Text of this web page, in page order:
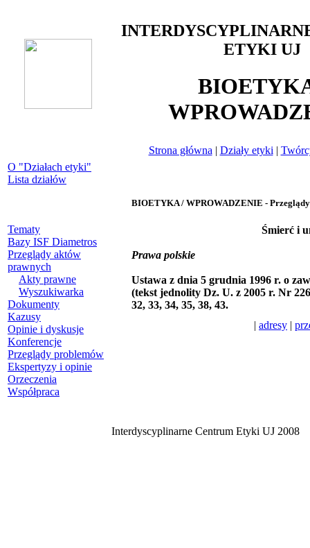
ETYKI UJ
Strona główna | Działy etyki |
O "Działach etyki"
Lista działów
Tematy
Bazy ISF Diametros
Przeglądy aktów
prawnych
Akty prawne
Wyszukiwarka
Dokumenty
Kazusy
Opinie i dyskusje
Konferencje
Przeglądy problemów
Ekspertyzy i opinie
Orzeczenia
Współpraca
BIOETYKA / WPROWADZENIE -
Śmierć i
Prawa polskie
Ustawa z dnia 5 grudnia 1996 r. o
(tekst jednolity Dz. U. z 2005 r. Nr
32, 33, 34, 35, 38, 43.
| adresy |
Interdyscyplinarne Centrum Etyki UJ 2008